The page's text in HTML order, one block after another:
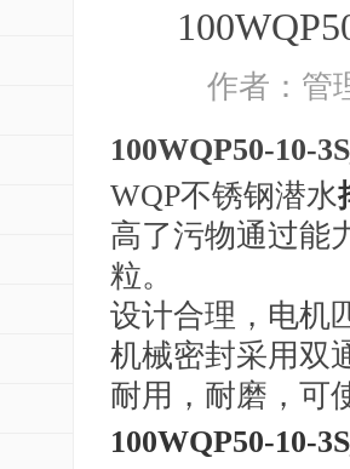
作者：
100WQP50-10-
WQP不锈钢潜水
高了污物通过能
粒。
设计合理，电机
机械密封采用双
耐用，耐磨，可
100WQP50-10-3S